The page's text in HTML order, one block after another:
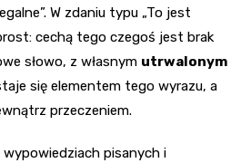
W zdaniu typu „To jest
cechą tego czegoś jest brak
słowo, z własnym utrwalonym
się elementem tego wyrazu, a
przeczeniem.
pisanych i